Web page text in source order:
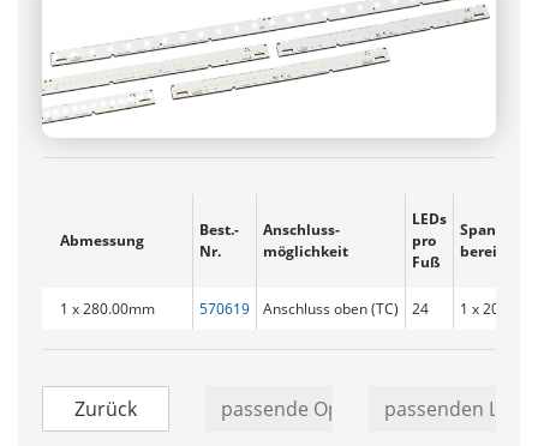
Abmessung
Best.-
Nr.
Anschluss­
möglichkeit
LEDs
pro
Fuß
bereich
1 x 280.00mm 570619 Anschluss oben (TC) 24 1 x 20.2 -